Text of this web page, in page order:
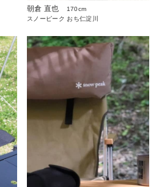
朝倉 直也
170cm
スノーピーク おち仁淀川